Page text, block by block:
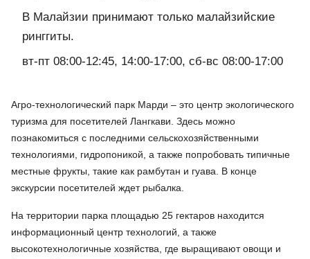
В Малайзии принимают только малайзийские
ринггиты.
вт-пт 08:00-12:45, 14:00-17:00, сб-вс 08:00-17:00
Агро-технологический парк Марди – это центр экологического
туризма для посетителей Лангкави. Здесь можно
познакомиться с последними сельскохозяйственными
технологиями, гидропоникой, а также попробовать типичные
местные фрукты, такие как рамбутан и гуава. В конце
экскурсии посетителей ждет рыбалка.
На территории парка площадью 25 гектаров находится
информационный центр технологий, а также
высокотехнологичные хозяйства, где выращивают овощи и